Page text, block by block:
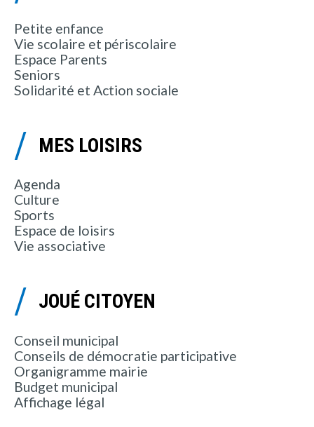
Petite enfance
Vie scolaire et périscolaire
Espace Parents
Seniors
Solidarité et Action sociale
MES LOISIRS
Agenda
Culture
Sports
Espace de loisirs
Vie associative
JOUÉ CITOYEN
Conseil municipal
Conseils de démocratie participative
Organigramme mairie
Budget municipal
Affichage légal